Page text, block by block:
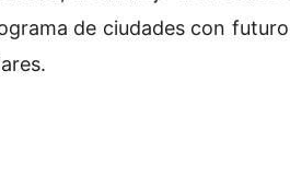
de ciudades con futuro